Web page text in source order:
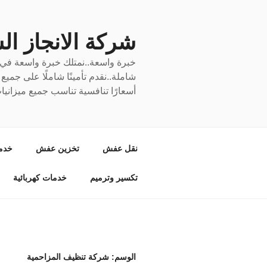
شركة الانجاز
خبرة واسعة..نمتلك خبرة واسعة في
شاملة..نقدم تأمينًا شاملًا على
أسعارًا تنافسية تناسب جميع
نقل عفش تخزين عفش
تكسير وترميم خدمات كهربائية
الوسم: شركة تنظيف المزاحمية